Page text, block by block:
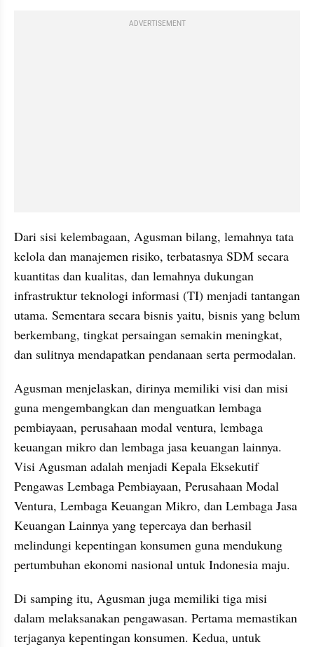
ADVERTISEMENT
Dari sisi kelembagaan, Agusman bilang, lemahnya tata
kelola dan manajemen risiko, terbatasnya SDM secara
kuantitas dan kualitas, dan lemahnya dukungan
infrastruktur teknologi informasi (TI) menjadi tantangan
utama. Sementara secara bisnis yaitu, bisnis yang belum
berkembang, tingkat persaingan semakin meningkat,
dan sulitnya mendapatkan pendanaan serta permodalan.
Agusman menjelaskan, dirinya memiliki visi dan misi
guna mengembangkan dan menguatkan lembaga
pembiayaan, perusahaan modal ventura, lembaga
keuangan mikro dan lembaga jasa keuangan lainnya.
Visi Agusman adalah menjadi Kepala Eksekutif
Pengawas Lembaga Pembiayaan, Perusahaan Modal
Ventura, Lembaga Keuangan Mikro, dan Lembaga Jasa
Keuangan Lainnya yang tepercaya dan berhasil
melindungi kepentingan konsumen guna mendukung
pertumbuhan ekonomi nasional untuk Indonesia maju.
Di samping itu, Agusman juga memiliki tiga misi
dalam melaksanakan pengawasan. Pertama memastikan
terjaganya kepentingan konsumen. Kedua, untuk